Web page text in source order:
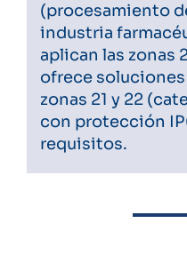
(procesamiento
industria
aplican las zonas
ofrece
zonas 21 y 22
con protección
requisitos.